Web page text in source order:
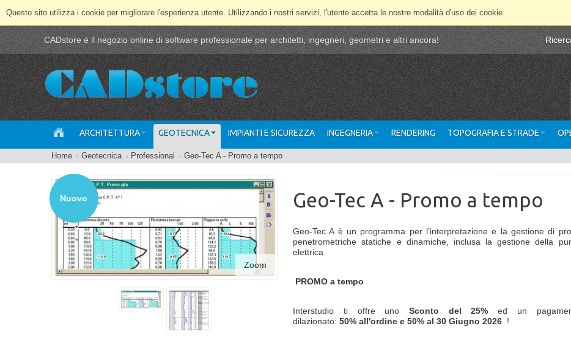
Questo sito utilizza i cookie per migliorare l'esperienza utente. Utilizzando i nostri servizi, l'utente accetta le nostre modalità d'uso dei cookie.
CADstore è il negozio online di software professionale per architetti, ingegneri, geometri e altri ancora!
ARCHITETTURA GEOTECNICA IMPIANTI E SICUREZZA INGEGNERIA RENDERING TOPOGRAFIA E STRADE
Home Geotecnica Professional Geo-Tec A - Promo a tempo
Zoom
Nuovo Geo-Tec A - Promo a tempo
Geo-Tec A è un programma per l’interpretazione e la gestione di
penetrometriche statiche e dinamiche, inclusa la gestione della
elettrica
PROMO a tempo
Interstudio ti offre unoSconto del 25% ed un
dilazionato:50% all'ordine e 50% al30 Giugno 2026 !